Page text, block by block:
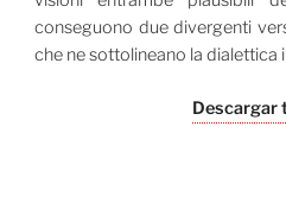
conseguono due divergenti
che ne sottolineano la dialettica
Descargar